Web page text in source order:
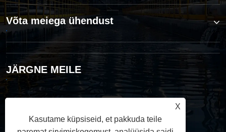
Võta meiega ühendust
JÄRGNE MEILE
X
Kasutame küpsiseid, et pakkuda teile